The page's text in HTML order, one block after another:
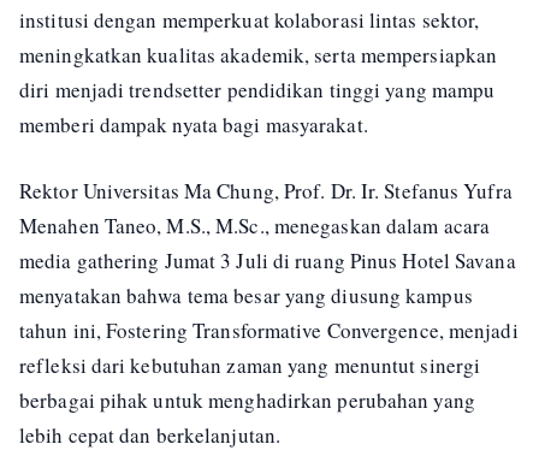
institusi dengan memperkuat kolaborasi lintas sektor,
meningkatkan kualitas akademik, serta mempersiapkan
diri menjadi trendsetter pendidikan tinggi yang mampu
memberi dampak nyata bagi masyarakat.
Rektor Universitas Ma Chung, Prof. Dr. Ir. Stefanus Yufra
Menahen Taneo, M.S., M.Sc., menegaskan dalam acara
media gathering Jumat 3 Juli di ruang Pinus Hotel Savana
menyatakan bahwa tema besar yang diusung kampus
tahun ini, Fostering Transformative Convergence, menjadi
refleksi dari kebutuhan zaman yang menuntut sinergi
berbagai pihak untuk menghadirkan perubahan yang
lebih cepat dan berkelanjutan.